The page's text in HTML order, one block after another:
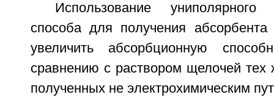
Использование униполярного
способа для получения
увеличить абсорбционную
сравнению с раствором щелочей тех
полученных не электрохимическим